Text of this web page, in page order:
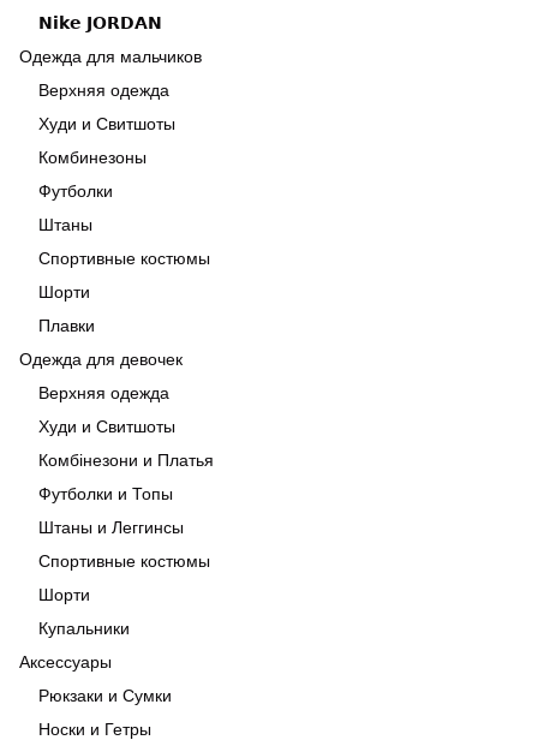
𝗡𝗶𝗸𝗲 𝗝𝗢𝗥𝗗𝗔𝗡
Одежда для мальчиков
Верхняя одежда
Худи и Свитшоты
Комбинезоны
Футболки
Штаны
Спортивные костюмы
Шорти
Плавки
Одежда для девочек
Верхняя одежда
Худи и Свитшоты
Комбінезони и Платья
Футболки и Топы
Штаны и Леггинсы
Спортивные костюмы
Шорти
Купальники
Аксессуары
Рюкзаки и Сумки
Носки и Гетры